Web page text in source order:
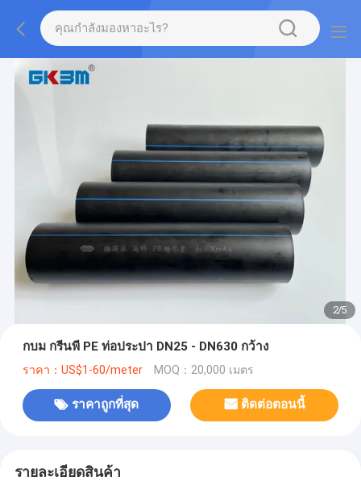
2/5
กบม กรีนพี PE ท่อประปา DN25 - DN630 กว้าง
ราคา：US$1-60/meter MOQ：20,000 เมตร
ราคาถูกที่สุด ติดต่อตอนนี้
รายละเอียดสินค้า